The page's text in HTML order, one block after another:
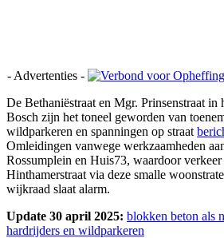
- Advertenties -
De Bethaniëstraat en Mgr. Prinsenstraat in
Bosch zijn het toneel geworden van
wildparkeren en spanningen op straat
Omleidingen vanwege werkzaamheden
Rossumplein en Huis73, waardoor
Hinthamerstraat via deze smalle
wijkraad slaat alarm.
Update 30 april 2025: blokken beton als
hardrijders en wildparkeren